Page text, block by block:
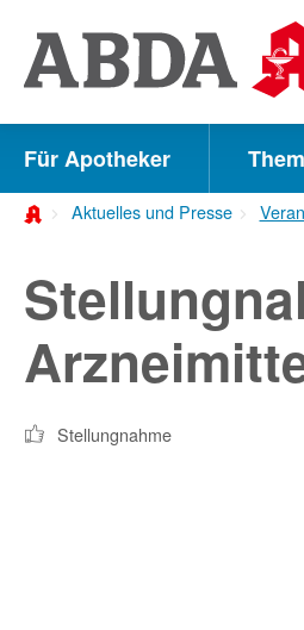
direkt
zu:
zur
Hauptnavigation
zur
zum
Inhalt
Suche
Für Apotheker
Aktuelles und Presse
Stellungnahme